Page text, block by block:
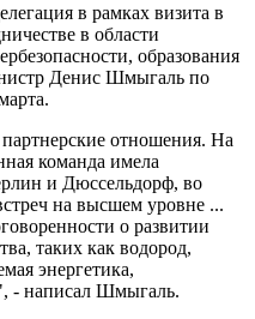
в рамках визита в
в области
образования
Денис Шмыгаль по
отношения. На
команда имела
и Дюссельдорф, во
на высшем уровне ...
о развитии
таких как водород,
энергетика,
- написал Шмыгаль.